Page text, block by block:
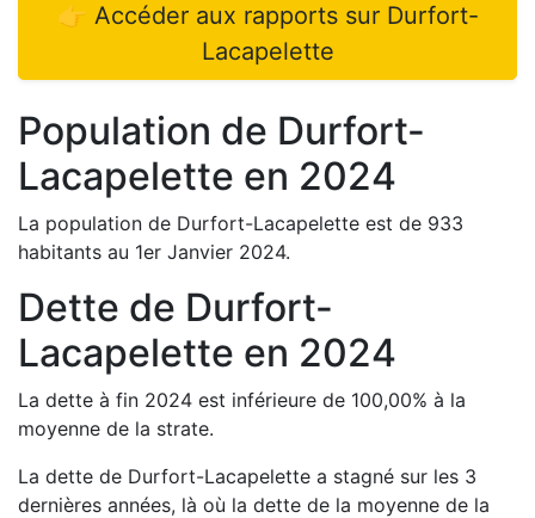
👉 Accéder aux rapports sur Durfort-
Lacapelette
Population de Durfort-
Lacapelette en 2024
La population de Durfort-Lacapelette est de 933
habitants au 1er Janvier 2024.
Dette de Durfort-
Lacapelette en 2024
La dette à fin 2024 est inférieure de 100,00% à la
moyenne de la strate.
La dette de Durfort-Lacapelette a stagné sur les 3
dernières années, là où la dette de la moyenne de la